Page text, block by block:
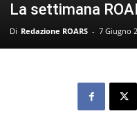
La settimana
Di Redazione ROARS - 7 Giugno